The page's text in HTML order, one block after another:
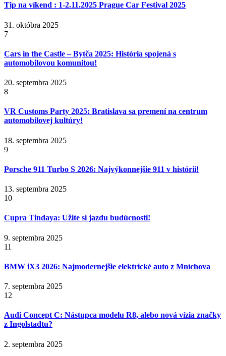
Tip na víkend : 1-2.11.2025 Prague Car Festival 2025
31. októbra 2025
7
Cars in the Castle – Bytča 2025: História spojená s
automobilovou komunitou!
20. septembra 2025
8
VR Customs Party 2025: Bratislava sa premení na centrum
automobilovej kultúry!
18. septembra 2025
9
Porsche 911 Turbo S 2026: Najvýkonnejšie 911 v histórii!
13. septembra 2025
10
Cupra Tindaya: Užite si jazdu budúcnosti!
9. septembra 2025
11
BMW iX3 2026: Najmodernejšie elektrické auto z Mníchova
7. septembra 2025
12
Audi Concept C: Nástupca modelu R8, alebo nová vízia značky
z Ingolstadtu?
2. septembra 2025